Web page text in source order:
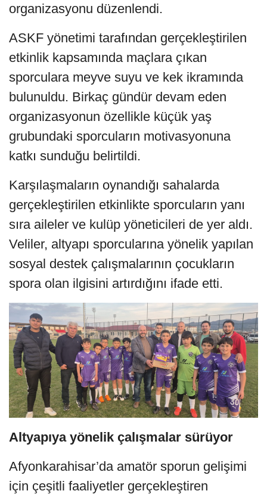
organizasyonu düzenlendi.
ASKF yönetimi tarafından gerçekleştirilen
etkinlik kapsamında maçlara çıkan
sporculara meyve suyu ve kek ikramında
bulunuldu. Birkaç gündür devam eden
organizasyonun özellikle küçük yaş
grubundaki sporcuların motivasyonuna
katkı sunduğu belirtildi.
Karşılaşmaların oynandığı sahalarda
gerçekleştirilen etkinlikte sporcuların yanı
sıra aileler ve kulüp yöneticileri de yer aldı.
Veliler, altyapı sporcularına yönelik yapılan
sosyal destek çalışmalarının çocukların
spora olan ilgisini artırdığını ifade etti.
Altyapıya yönelik çalışmalar sürüyor
Afyonkarahisar’da amatör sporun gelişimi
için çeşitli faaliyetler gerçekleştiren